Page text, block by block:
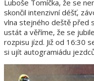
Luboše Tomíčka, že se
skončil intenzivní déšť,
vlna stejného deště před
ustát a věříme, že se
rozpisu jízd. Již od 16:30
si ujít autogramiádu